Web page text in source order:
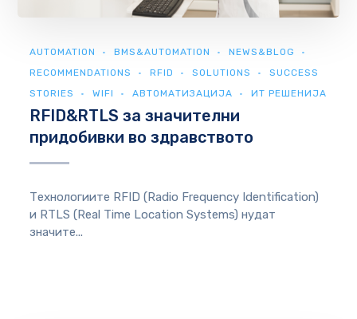
AUTOMATION BMS&AUTOMATION
NEWS&BLOG
RECOMMENDATIONS
RFID SOLUTIONS
SUCCESS
STORIES
WIFI АВТОМАТИЗАЦИЈА ИТ РЕШЕНИЈА
RFID&RTLS за значителни
придобивки во здравството
Технологиите RFID (Radio Frequency Identification)
и RTLS (Real Time Location Systems) нудат
значите...